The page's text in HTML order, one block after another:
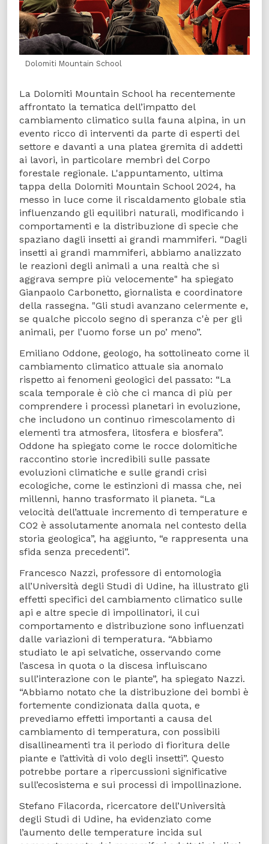
Dolomiti Mountain School
La Dolomiti Mountain School ha recentemente
affrontato la tematica dell’impatto del
cambiamento climatico sulla fauna alpina, in un
evento ricco di interventi da parte di esperti del
settore e davanti a una platea gremita di addetti
ai lavori, in particolare membri del Corpo
forestale regionale. L'appuntamento, ultima
tappa della Dolomiti Mountain School 2024, ha
messo in luce come il riscaldamento globale stia
influenzando gli equilibri naturali, modificando i
comportamenti e la distribuzione di specie che
spaziano dagli insetti ai grandi mammiferi. “Dagli
insetti ai grandi mammiferi, abbiamo analizzato
le reazioni degli animali a una realtà che si
aggrava sempre più velocemente" ha spiegato
Gianpaolo Carbonetto, giornalista e coordinatore
della rassegna. "Gli studi avanzano celermente e,
se qualche piccolo segno di speranza c'è per gli
animali, per l’uomo forse un po’ meno”.
Emiliano Oddone, geologo, ha sottolineato come il
cambiamento climatico attuale sia anomalo
rispetto ai fenomeni geologici del passato: “La
scala temporale è ciò che ci manca di più per
comprendere i processi planetari in evoluzione,
che includono un continuo rimescolamento di
elementi tra atmosfera, litosfera e biosfera”.
Oddone ha spiegato come le rocce dolomitiche
raccontino storie incredibili sulle passate
evoluzioni climatiche e sulle grandi crisi
ecologiche, come le estinzioni di massa che, nei
millenni, hanno trasformato il pianeta. “La
velocità dell’attuale incremento di temperature e
CO2 è assolutamente anomala nel contesto della
storia geologica”, ha aggiunto, “e rappresenta una
sfida senza precedenti”.
Francesco Nazzi, professore di entomologia
all’Università degli Studi di Udine, ha illustrato gli
effetti specifici del cambiamento climatico sulle
api e altre specie di impollinatori, il cui
comportamento e distribuzione sono influenzati
dalle variazioni di temperatura. “Abbiamo
studiato le api selvatiche, osservando come
l’ascesa in quota o la discesa influiscano
sull’interazione con le piante”, ha spiegato Nazzi.
“Abbiamo notato che la distribuzione dei bombi è
fortemente condizionata dalla quota, e
prevediamo effetti importanti a causa del
cambiamento di temperatura, con possibili
disallineamenti tra il periodo di fioritura delle
piante e l’attività di volo degli insetti”. Questo
potrebbe portare a ripercussioni significative
sull’ecosistema e sui processi di impollinazione.
Stefano Filacorda, ricercatore dell’Università
degli Studi di Udine, ha evidenziato come
l’aumento delle temperature incida sul